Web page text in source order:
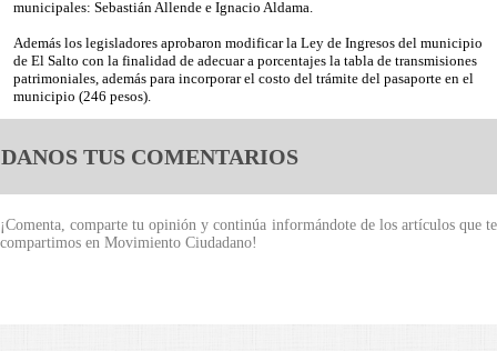
municipales: Sebastián Allende e Ignacio Aldama.
Además los legisladores aprobaron modificar la Ley de Ingresos del municipio
de El Salto con la finalidad de adecuar a porcentajes la tabla de transmisiones
patrimoniales, además para incorporar el costo del trámite del pasaporte en el
municipio (246 pesos).
DANOS TUS COMENTARIOS
¡Comenta, comparte tu opinión y continúa informándote de los artículos que te
compartimos en Movimiento Ciudadano!